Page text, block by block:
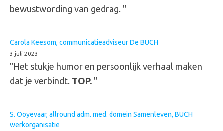
bewustwording van gedrag. "
Carola Keesom, communicatieadviseur De BUCH
3 juli 2023
"Het stukje humor en persoonlijk verhaal maken
dat je verbindt. TOP. "
S. Ooyevaar, allround adm. med. domein Samenleven, BUCH
werkorganisatie